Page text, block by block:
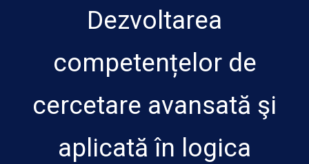
Dezvoltarea
competențelor de
cercetare avansată şi
aplicată în logica